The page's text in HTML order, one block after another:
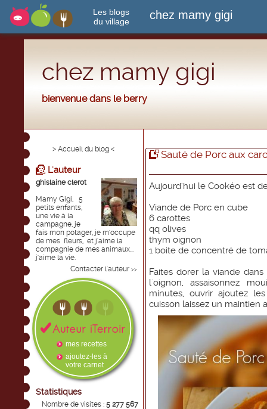
Les blogs
du village
chez mamy gigi
chez mamy gigi
bienvenue dans le berry
> Accueil du blog <
L'auteur
ghislaine clerot
Mamy Gigi, 5
petits enfants,
une vie à la
campagne, je
fais mon potager, je m'occupe
de mes fleurs, et j'aime la
compagnie de mes animaux...
j'aime la vie.
Contacter l'auteur >>
mes recettes
ajoutez-les à
votre carnet
Statistiques
Nombre de visites : 5 277 567
Sauté de Porc aux
Aujourd'hui le Cookéo est
Viande de Porc en cube
6 carottes
qq olives
thym oignon
1 boite de concentré de
Faites dorer la viande
l'oignon, assaisonnez
minutes, ouvrir ajoutez
cuisson laissez un maintien